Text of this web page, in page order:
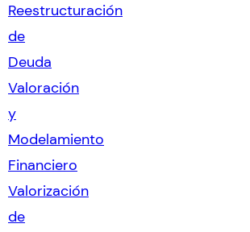
Reestructuración
de
Deuda
Valoración
y
Modelamiento
Financiero
Valorización
de